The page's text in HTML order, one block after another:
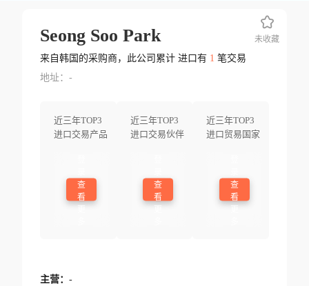
Seong Soo Park
来自韩国的采购商，此公司累计 进口有 1 笔交易
地址：-
近三年TOP3
进口交易产品
查
看
近三年TOP3
进口交易伙伴
查
看
近三年TOP3
进口贸易国家
查
看
未收藏
主营： -